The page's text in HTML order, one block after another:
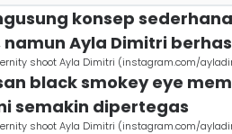
konsep
namun Ayla Dimitri
shoot Ayla Dimitri (instagram.com/
black smokey eye
semakin dipertegas
shoot Ayla Dimitri (instagram.com/